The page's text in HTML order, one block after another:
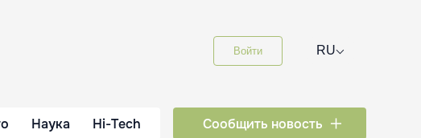
Войти RU⌵
Наука Hi-Tech Сообщить новость